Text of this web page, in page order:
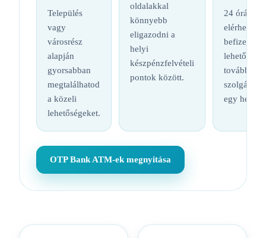
Település
vagy
városrész
alapján
gyorsabban
megtalálhatod
a közeli
lehetőségeket.
oldalakkal
könnyebb
eligazodni a
helyi
készpénzfelvételi
pontok között.
24 órás
befizetési
lehetőség
további
egy
OTP Bank ATM-ek megnyitása